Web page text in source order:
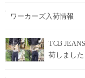
ワーカーズ入荷情報
TCB
荷しました